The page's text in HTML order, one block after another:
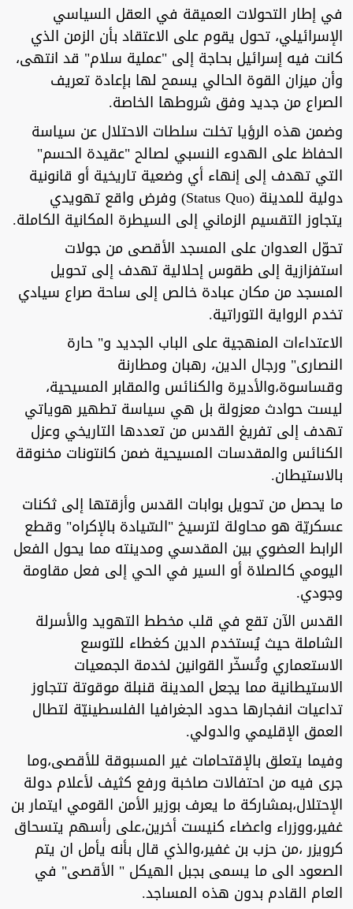
في إطار التحولات العميقة في العقل السياسي
الإسرائيلي، تحول يقوم على الاعتقاد بأن الزمن الذي
كانت فيه إسرائيل بحاجة إلى "عملية سلام" قد انتهى،
وأن ميزان القوة الحالي يسمح لها بإعادة تعريف
الصراع من جديد وفق شروطها الخاصة.
وضمن هذه الرؤيا تخلت سلطات الاحتلال عن سياسة
الحفاظ على الهدوء النسبي لصالح "عقيدة الحسم"
التي تهدف إلى إنهاء أي وضعية تاريخية أو قانونية
دولية للمدينة (Status Quo) وفرض واقع تهويدي
يتجاوز التقسيم الزماني إلى السيطرة المكانية الكاملة.
تحوّل العدوان على المسجد الأقصى من جولات
استفزازية إلى طقوس إحلالية تهدف إلى تحويل
المسجد من مكان عبادة خالص إلى ساحة صراع سيادي
تخدم الرواية التوراتية.
الاعتداءات المنهجية على الباب الجديد و" حارة
النصارى" ورجال الدين، رهبان ومطارنة
وقساسوة،والأديرة والكنائس والمقابر المسيحية،
ليست حوادث معزولة بل هي سياسة تطهير هوياتي
تهدف إلى تفريغ القدس من تعددها التاريخي وعزل
الكنائس والمقدسات المسيحية ضمن كانتونات مخنوقة
بالاستيطان.
ما يحصل من تحويل بوابات القدس وأزقتها إلى ثكنات
عسكريّة هو محاولة لترسيخ "السّيادة بالإكراه" وقطع
الرابط العضوي بين المقدسي ومدينته مما يحول الفعل
اليومي كالصلاة أو السير في الحي إلى فعل مقاومة
وجودي.
القدس الآن تقع في قلب مخطط التهويد والأسرلة
الشاملة حيث يُستخدم الدين كغطاء للتوسع
الاستعماري وتُسخّر القوانين لخدمة الجمعيات
الاستيطانية مما يجعل المدينة قنبلة موقوتة تتجاوز
تداعيات انفجارها حدود الجغرافيا الفلسطينيّة لتطال
العمق الإقليمي والدولي.
وفيما يتعلق بالإقتحامات غير المسبوقة للأقصى،وما
جرى فيه من احتفالات صاخبة ورفع كثيف لأعلام دولة
الإحتلال،بمشاركة ما يعرف بوزير الأمن القومي ايتمار بن
غفير،ووزراء واعضاء كنيست أخرين،على رأسهم يتسحاق
كرويزر ،من حزب بن غفير،والذي قال بأنه يأمل ان يتم
الصعود الى ما يسمى بجبل الهيكل " الأقصى" في
العام القادم بدون هذه المساجد.